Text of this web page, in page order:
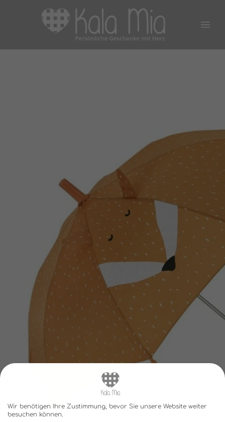
Wir benötigen Ihre Zustimmung, bevor Sie unsere Website weiter
besuchen können.